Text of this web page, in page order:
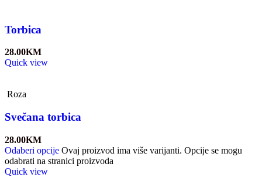
Torbica
28.00KM
Quick view
Roza
Svečana torbica
28.00KM
Odaberi opcije Ovaj proizvod ima više varijanti. Opcije se mogu
odabrati na stranici proizvoda
Quick view